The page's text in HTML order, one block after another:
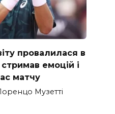
провалилася в
емоцій і
матчу
Музетті